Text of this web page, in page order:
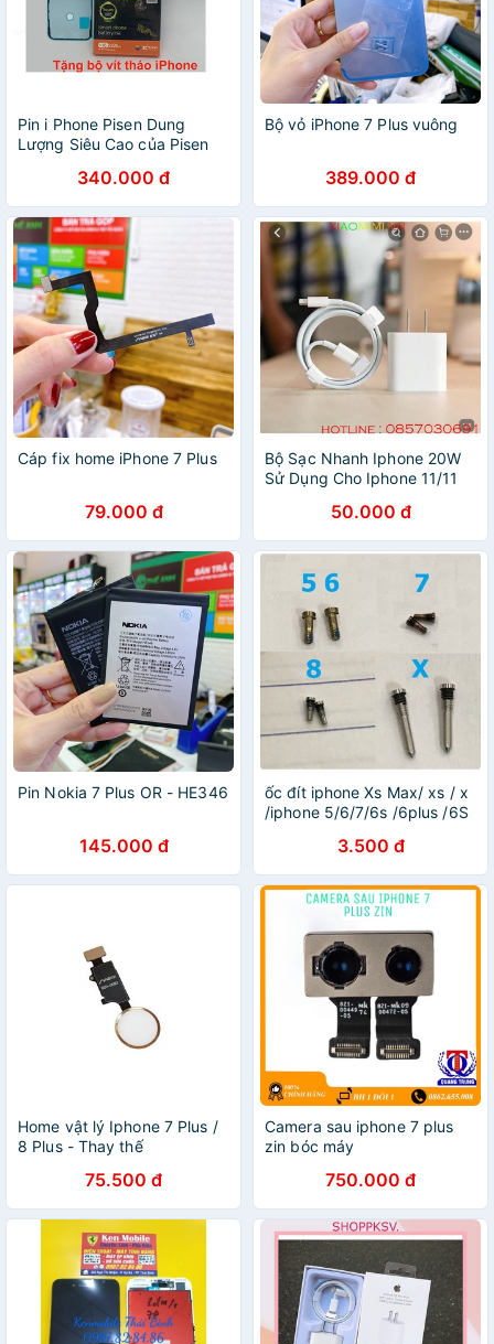
Pin i Phone Pisen Dung
Lượng Siêu Cao của Pisen
340.000 đ
Bộ vỏ iPhone 7 Plus vuông
389.000 đ
Cáp fix home iPhone 7 Plus
79.000 đ
Bộ Sạc Nhanh Iphone 20W
Sử Dụng Cho Iphone 11/11
/8 Plus/ X /Xs/X
50.000 đ
Pin Nokia 7 Plus OR - HE346
145.000 đ
ốc đít iphone Xs Max/ xs / x
/iphone 5/6/7/6s /6plus /6S
3.500 đ
Home vật lý Iphone 7 Plus /
8 Plus - Thay thế
75.500 đ
Camera sau iphone 7 plus
zin bóc máy
750.000 đ